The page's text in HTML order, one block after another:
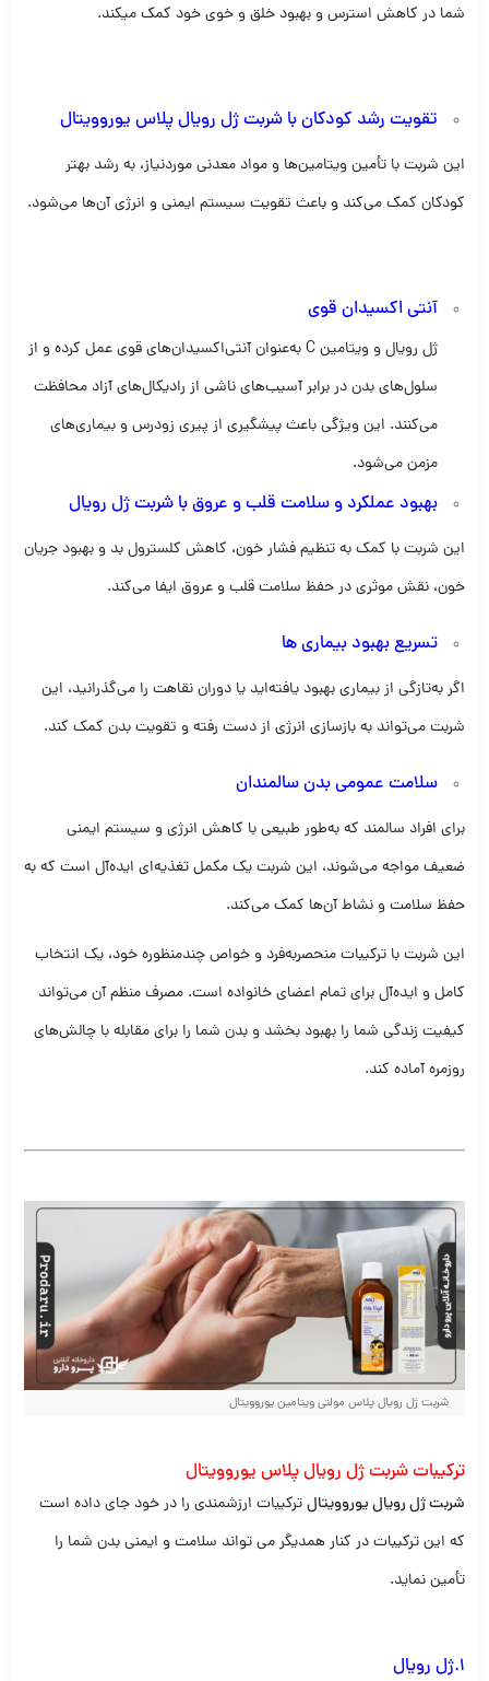
شما در کاهش استرس و بهبود خلق و خوی خود کمک میکند.
تقویت رشد کودکان با شربت ژل رویال پلاس یوروویتال
این شربت با تأمین ویتامین‌ها و مواد معدنی موردنیاز، به رشد بهتر
کودکان کمک می‌کند و باعث تقویت سیستم ایمنی و انرژی آن‌ها می‌شود.
آنتی اکسیدان قوی
ژل رویال و ویتامین C به‌عنوان آنتی‌اکسیدان‌های قوی عمل کرده و از
سلول‌های بدن در برابر آسیب‌های ناشی از رادیکال‌های آزاد محافظت
می‌کنند. این ویژگی باعث پیشگیری از پیری زودرس و بیماری‌های
مزمن می‌شود.
بهبود عملکرد و سلامت قلب و عروق با شربت ژل رویال
این شربت با کمک به تنظیم فشار خون، کاهش کلسترول بد و بهبود جریان
خون، نقش موثری در حفظ سلامت قلب و عروق ایفا می‌کند.
تسریع بهبود بیماری ها
اگر به‌تازگی از بیماری بهبود یافته‌اید یا دوران نقاهت را می‌گذرانید، این
شربت می‌تواند به بازسازی انرژی از دست رفته و تقویت بدن کمک کند.
سلامت عمومی بدن سالمندان
برای افراد سالمند که به‌طور طبیعی با کاهش انرژی و سیستم ایمنی
ضعیف مواجه می‌شوند، این شربت یک مکمل تغذیه‌ای ایده‌آل است که به
حفظ سلامت و نشاط آن‌ها کمک می‌کند.
این شربت با ترکیبات منحصربه‌فرد و خواص چندمنظوره خود، یک انتخاب
کامل و ایده‌آل برای تمام اعضای خانواده است. مصرف منظم آن می‌تواند
کیفیت زندگی شما را بهبود بخشد و بدن شما را برای مقابله با چالش‌های
روزمره آماده کند.
شربت ژل رویال پلاس مولتی ویتامین یوروویتال
ترکیبات شربت ژل رویال پلاس یوروویتال
شربت ژل رویال یوروویتالترکیبات ارزشمندی را در خود جای داده است
که این ترکیبات در کنار همدیگر می تواند سلامت و ایمنی بدن شما را
تأمین نماید.
1.ژل رویال